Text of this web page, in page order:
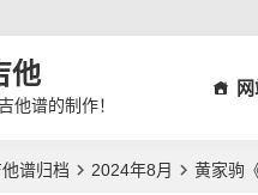
他
他谱的制作！
他谱归档 2024年8月 黄家驹